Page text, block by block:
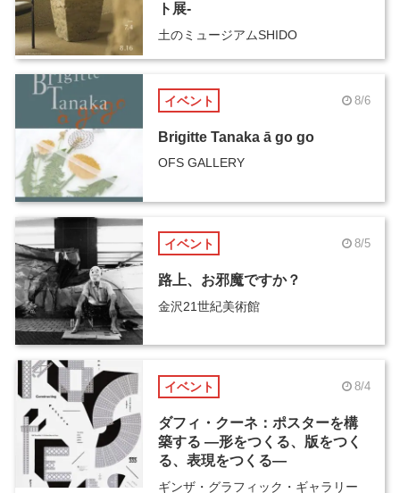
ト展-
土のミュージアムSHIDO
イベント 8/6
Brigitte Tanaka ā go go
OFS GALLERY
イベント 8/5
路上、お邪魔ですか？
金沢21世紀美術館
イベント 8/4
ダフィ・クーネ：ポスターを構
築する ―形をつくる、版をつく
る、表現をつくる―
ギンザ・グラフィック・ギャラリー